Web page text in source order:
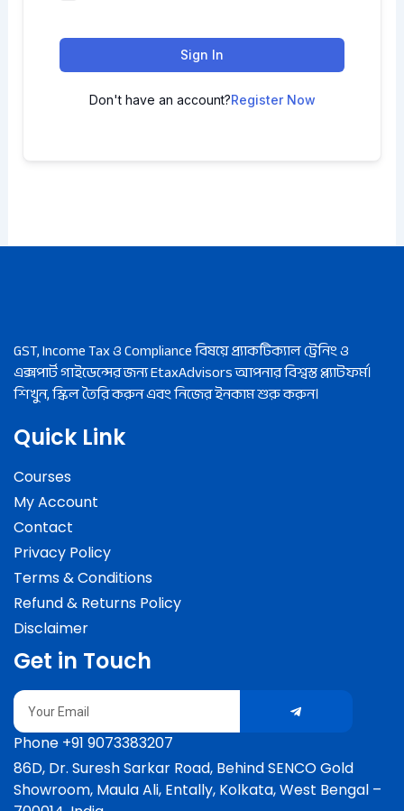
Sign In
Don't have an account?Register Now
GST, Income Tax ও Compliance বিষয়ে প্র্যাকটিক্যাল ট্রেনিং ও
এক্সপার্ট গাইডেন্সের জন্য EtaxAdvisors আপনার বিশ্বস্ত প্ল্যাটফর্ম।
শিখুন, স্কিল তৈরি করুন এবং নিজের ইনকাম শুরু করুন।
Quick Link
Courses
My Account
Contact
Privacy Policy
Terms & Conditions
Refund & Returns Policy
Disclaimer
Get in Touch
Email
Phone +91 9073383207
86D, Dr. Suresh Sarkar Road, Behind SENCO Gold
Showroom, Maula Ali, Entally, Kolkata, West Bengal –